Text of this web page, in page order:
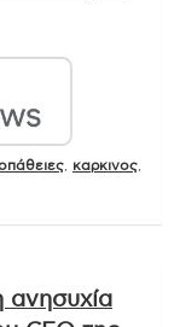
καρκινος
ανησυχία